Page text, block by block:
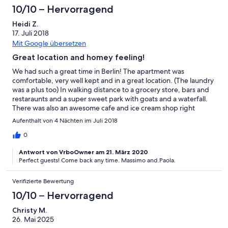
10/10 – Hervorragend
Heidi Z.
17. Juli 2018
Mit Google übersetzen
Great location and homey feeling!
We had such a great time in Berlin! The apartment was
comfortable, very well kept and in a great location. (The laundry
was a plus too) In walking distance to a grocery store, bars and
restaraunts and a super sweet park with goats and a waterfall.
There was also an awesome cafe and ice cream shop right
around the corner.
Aufenthalt von 4 Nächten im Juli 2018
0
Antwort von VrboOwner am 21. März 2020
Perfect guests! Come back any time. Massimo and.Paola.
Verifizierte Bewertung
10/10 – Hervorragend
Christy M.
26. Mai 2025